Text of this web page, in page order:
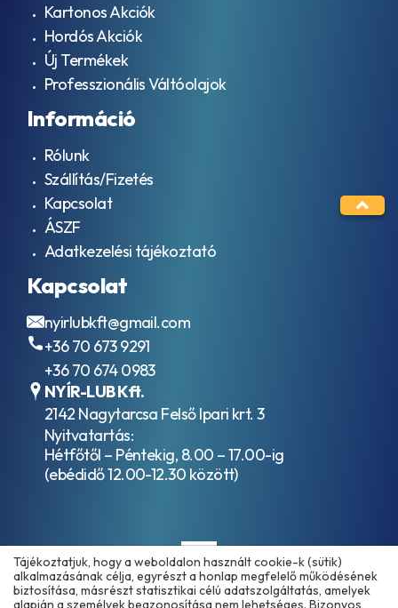
Kartonos Akciók
Hordós Akciók
Új Termékek
Professzionális Váltóolajok
Információ
Rólunk
Szállítás/Fizetés
Kapcsolat
ÁSZF
Adatkezelési tájékoztató
Kapcsolat
nyirlubkft@gmail.com
+36 70 673 9291
+36 70 674 0983
NYÍR-LUB Kft.
2142 Nagytarcsa Felső Ipari krt. 3
Nyitvatartás:
Hétfőtől – Péntekig, 8.00 – 17.00-ig
(ebédidő 12.00-12.30 között)
Tájékoztatjuk, hogy a weboldalon használt cookie-k (sütik)
alkalmazásának célja, egyrészt a honlap megfelelő működésének
biztosítása, másrészt statisztikai célú adatszolgáltatás, amelyek
alapján a személyek beazonosítása nem lehetséges. Bizonyos